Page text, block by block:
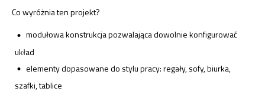
Co wyróżnia ten projekt?
modułowa konstrukcja pozwalająca dowolnie konfigurować
układ
elementy dopasowane do stylu pracy: regały, sofy, biurka,
szafki, tablice